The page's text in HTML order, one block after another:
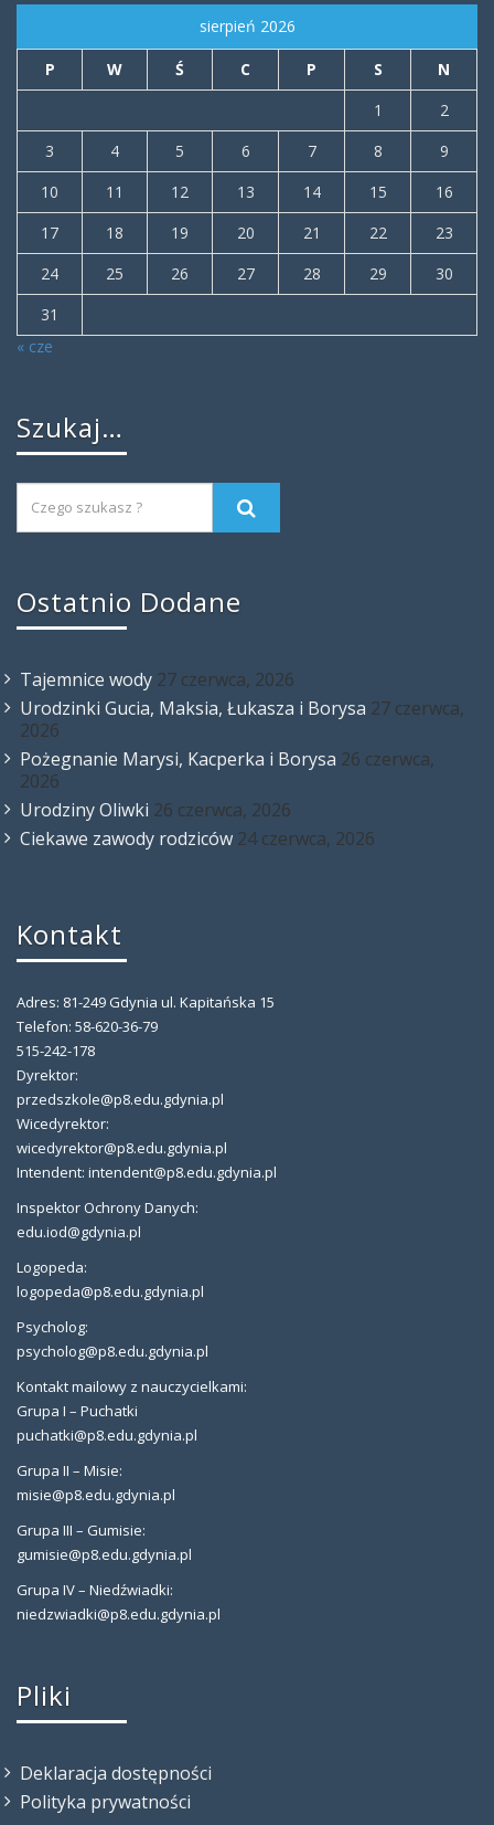
sierpień 2026
P W Ś C P S
N
1
2
3
4 5 6 7 8
9
10
11 12 13 14 15
16
17
18 19 20 21 22
23
24
25 26 27 28 29
30
31
« cze
Szukaj…
Ostatnio Dodane
Tajemnice wody 27 czerwca, 2026
Urodzinki Gucia, Maksia, Łukasza i Borysa 27 czerwca,
2026
Pożegnanie Marysi, Kacperka i Borysa 26 czerwca,
2026
Urodziny Oliwki 26 czerwca, 2026
Ciekawe zawody rodziców 24 czerwca, 2026
Kontakt
Adres: 81-249 Gdynia ul. Kapitańska 15
Telefon: 58-620-36-79
515-242-178
Dyrektor:
przedszkole@p8.edu.gdynia.pl
Wicedyrektor:
wicedyrektor@p8.edu.gdynia.pl
Intendent: intendent@p8.edu.gdynia.pl
Inspektor Ochrony Danych:
edu.iod@gdynia.pl
Logopeda:
logopeda@p8.edu.gdynia.pl
Psycholog:
psycholog@p8.edu.gdynia.pl
Kontakt mailowy z nauczycielkami:
Grupa I – Puchatki
puchatki@p8.edu.gdynia.pl
Grupa II – Misie:
misie@p8.edu.gdynia.pl
Grupa III – Gumisie:
gumisie@p8.edu.gdynia.pl
Grupa IV – Niedźwiadki:
niedzwiadki@p8.edu.gdynia.pl
Pliki
Deklaracja dostępności
Polityka prywatności